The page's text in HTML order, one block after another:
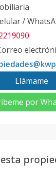
/
Llámame
por